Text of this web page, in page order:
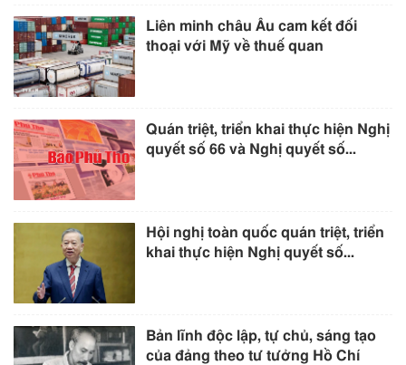
Liên minh châu Âu cam kết đối
thoại với Mỹ về thuế quan
Quán triệt, triển khai thực hiện Nghị
quyết số 66 và Nghị quyết số...
Hội nghị toàn quốc quán triệt, triển
khai thực hiện Nghị quyết số...
Bản lĩnh độc lập, tự chủ, sáng tạo
của đảng theo tư tưởng Hồ Chí